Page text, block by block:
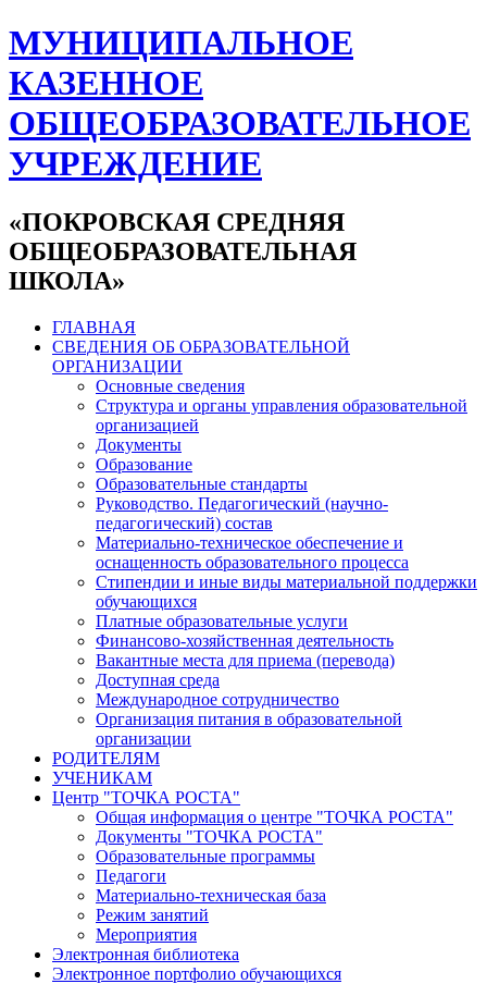
МУНИЦИПАЛЬНОЕ
КАЗЕННОЕ
ОБЩЕОБРАЗОВАТЕЛЬНОЕ
УЧРЕЖДЕНИЕ
«ПОКРОВСКАЯ СРЕДНЯЯ
ОБЩЕОБРАЗОВАТЕЛЬНАЯ
ШКОЛА»
ГЛАВНАЯ
СВЕДЕНИЯ ОБ ОБРАЗОВАТЕЛЬНОЙ
ОРГАНИЗАЦИИ
Основные сведения
Структура и органы управления образовательной
организацией
Документы
Образование
Образовательные стандарты
Руководство. Педагогический (научно-
педагогический) состав
Материально-техническое обеспечение и
оснащенность образовательного процесса
Стипендии и иные виды материальной поддержки
обучающихся
Платные образовательные услуги
Финансово-хозяйственная деятельность
Вакантные места для приема (перевода)
Доступная среда
Международное сотрудничество
Организация питания в образовательной
организации
РОДИТЕЛЯМ
УЧЕНИКАМ
Центр "ТОЧКА РОСТА"
Общая информация о центре "ТОЧКА РОСТА"
Документы "ТОЧКА РОСТА"
Образовательные программы
Педагоги
Материально-техническая база
Режим занятий
Мероприятия
Электронная библиотека
Электронное портфолио обучающихся